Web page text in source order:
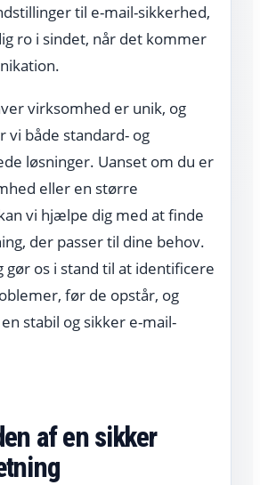
til e-mail-sikkerhed,
ro i sindet, når det kommer
virksomhed er unik, og
vi både standard- og
løsninger. Uanset om du er
eller en større
vi hjælpe dig med at finde
der passer til dine behov.
gør os i stand til at identificere
før de opstår, og
stabil og sikker e-mail-
af en sikker